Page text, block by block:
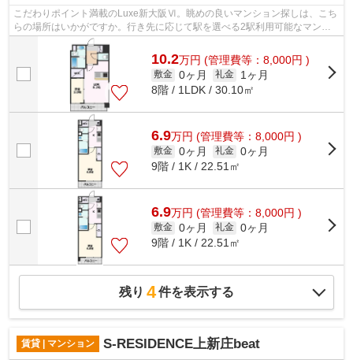
こだわりポイント満載のLuxe新大阪Ⅵ。眺めの良いマンション探しは、こち
らの場所はいかがですか。行き先に応じて駅を選べる2駅利用可能なマンシ
ョンです。駅から徒歩7分のマンションで...
10.2万円 (管理費等：8,000円 )
敷金 0ヶ月 礼金
1ヶ月
8階 / 1LDK / 30.10㎡
6.9万円 (管理費等：8,000円 )
敷金 0ヶ月 礼金 0ヶ月
9階 / 1K / 22.51㎡
6.9万円 (管理費等：8,000円 )
敷金 0ヶ月 礼金 0ヶ月
9階 / 1K / 22.51㎡
残り 4件を表示する
賃貸 | マンション S-RESIDENCE上新庄beat